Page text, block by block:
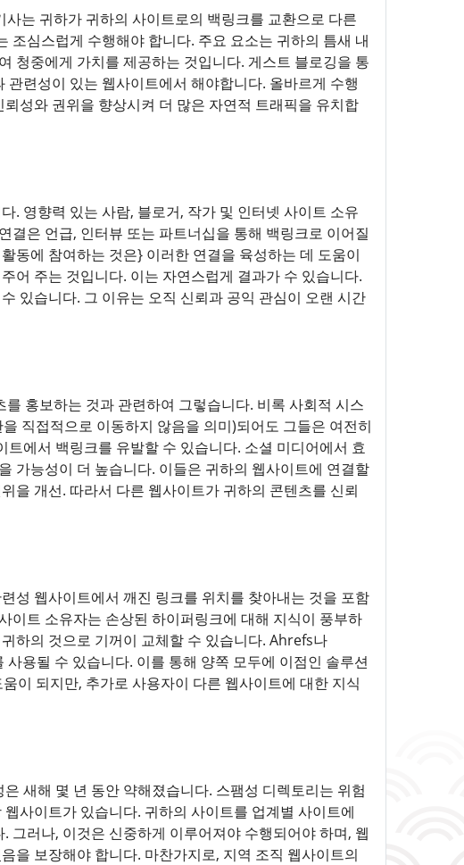
는 귀하가 귀하의 사이트로의 백링크를 교환으로 다른
심스럽게 수행해야 합니다. 주요 요소는 귀하의 틈새 내
청중에게 가치를 제공하는 것입니다. 게스트 블로깅을 통
련성이 있는 웹사이트에서 해야합니다. 올바르게 수행
성와 권위을 향상시켜 더 많은 자연적 트래픽을 유치합
. 영향력 있는 사람, 블로거, 작가 및 인터넷 사이트 소유
은 언급, 인터뷰 또는 파트너십을 통해 백링크로 이어질
동에 참여하는 것은} 이러한 연결을 육성하는 데 도움이
어 주는 것입니다. 이는 자연스럽게 결과가 수 있습니다.
있습니다. 그 이유는 오직 신뢰과 공익 관심이 오랜 시간
홍보하는 것과 관련하여 그렇습니다. 비록 사회적 시스
직접적으로 이동하지 않음을 의미)되어도 그들은 여전히
에서 백링크를 유발할 수 있습니다. 소셜 미디어에서 효
가능성이 더 높습니다. 이들은 귀하의 웹사이트에 연결할
을 개선. 따라서 다른 웹사이트가 귀하의 콘텐츠를 신뢰
성 웹사이트에서 깨진 링크를 위치를 찾아내는 것을 포함
이트 소유자는 손상된 하이퍼링크에 대해 지식이 풍부하
하의 것으로 기꺼이 교체할 수 있습니다. Ahrefs나
용될 수 있습니다. 이를 통해 양쪽 모두에 이점인 솔루션
이 되지만, 추가로 사용자이 다른 웹사이트에 대한 지식
새해 몇 년 동안 약해졌습니다. 스팸성 디렉토리는 위험
사이트가 있습니다. 귀하의 사이트를 업계별 사이트에
러나, 이것은 신중하게 이루어져야 수행되어야 하며, 웹
을 보장해야 합니다. 마찬가지로, 지역 조직 웹사이트의